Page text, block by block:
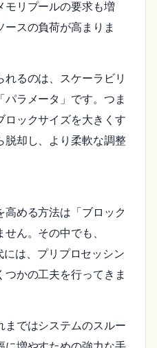
リプールの要求も増
ースの負荷が高まりま
れるのは、スケーラビリ
ラメータ」です。つま
ロックサイズを大きくす
脱却し、より柔軟な調整
高める方法は「ブロック
ん。その中でも、
は、プリプロセッシン
かの工夫を行ってきま
まではシステムのスルー